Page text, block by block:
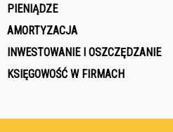
PIENIĄDZE
AMORTYZACJA
INWESTOWANIE I OSZCZĘDZANIE
KSIĘGOWOŚĆ W FIRMACH